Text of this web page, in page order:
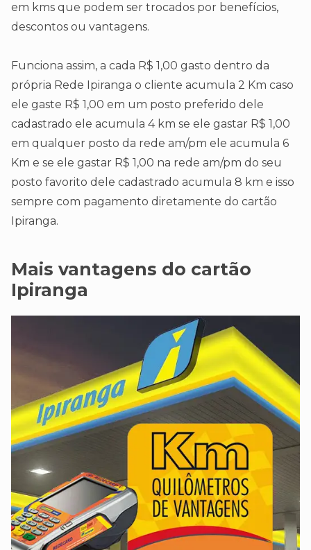
em kms que podem ser trocados por benefícios,
descontos ou vantagens.
Funciona assim, a cada R$ 1,00 gasto dentro da
própria Rede Ipiranga o cliente acumula 2 Km caso
ele gaste R$ 1,00 em um posto preferido dele
cadastrado ele acumula 4 km se ele gastar R$ 1,00
em qualquer posto da rede am/pm ele acumula 6
Km e se ele gastar R$ 1,00 na rede am/pm do seu
posto favorito dele cadastrado acumula 8 km e isso
sempre com pagamento diretamente do cartão
Ipiranga.
Mais vantagens do cartão
Ipiranga